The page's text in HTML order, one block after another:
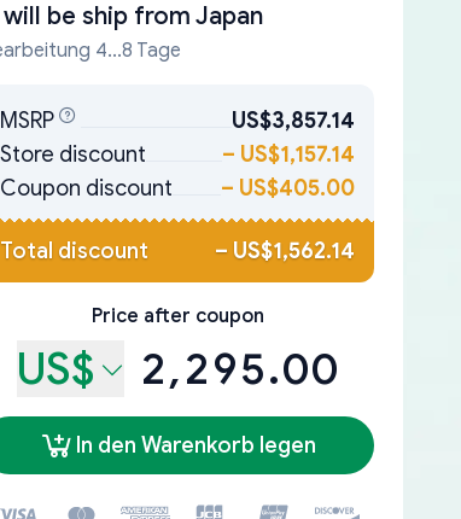
be ship from Japan
4...8 Tage
MSRP
US$3,857.14
Store discount
– US$1,157.14
Coupon discount
– US$405.00
Total discount – US$1,562.14
Price after coupon
US$ 2,295.00
In den Warenkorb legen